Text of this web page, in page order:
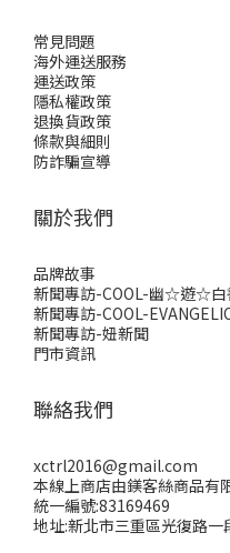
常見問題
海外運送服務
運送政策
隱私權政策
退換貨政策
條款與細則
防詐騙宣導
關於我們
品牌故事
新聞專訪-COOL-幽☆遊☆白
新聞專訪-COOL-
新聞專訪-妞新聞
門市資訊
聯絡我們
xctrl2016@gmail.com
本線上商店由鎂客絲商品有
統一編號:83169469
地址:新北市三重區光復路一